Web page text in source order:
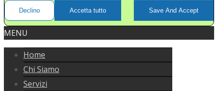
Declino Accetta tutto Save And Accept
MENU
Home
Chi Siamo
Servizi